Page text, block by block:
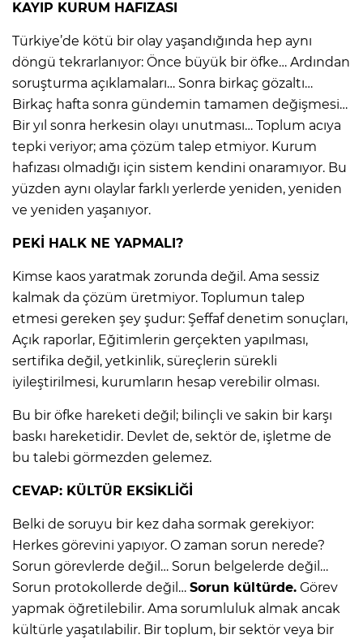
KAYIP KURUM HAFIZASI
Türkiye’de kötü bir olay yaşandığında hep aynı
döngü tekrarlanıyor: Önce büyük bir öfke… Ardından
soruşturma açıklamaları… Sonra birkaç gözaltı…
Birkaç hafta sonra gündemin tamamen değişmesi…
Bir yıl sonra herkesin olayı unutması… Toplum acıya
tepki veriyor; ama çözüm talep etmiyor. Kurum
hafızası olmadığı için sistem kendini onaramıyor. Bu
yüzden aynı olaylar farklı yerlerde yeniden, yeniden
ve yeniden yaşanıyor.
PEKİ HALK NE YAPMALI?
Kimse kaos yaratmak zorunda değil. Ama sessiz
kalmak da çözüm üretmiyor. Toplumun talep
etmesi gereken şey şudur: Şeffaf denetim sonuçları,
Açık raporlar, Eğitimlerin gerçekten yapılması,
sertifika değil, yetkinlik, süreçlerin sürekli
iyileştirilmesi, kurumların hesap verebilir olması.
Bu bir öfke hareketi değil; bilinçli ve sakin bir karşı
baskı hareketidir. Devlet de, sektör de, işletme de
bu talebi görmezden gelemez.
CEVAP: KÜLTÜR EKSİKLİĞİ
Belki de soruyu bir kez daha sormak gerekiyor:
Herkes görevini yapıyor. O zaman sorun nerede?
Sorun görevlerde değil… Sorun belgelerde değil…
Sorun protokollerde değil… Sorun kültürde. Görev
yapmak öğretilebilir. Ama sorumluluk almak ancak
kültürle yaşatılabilir. Bir toplum, bir sektör veya bir